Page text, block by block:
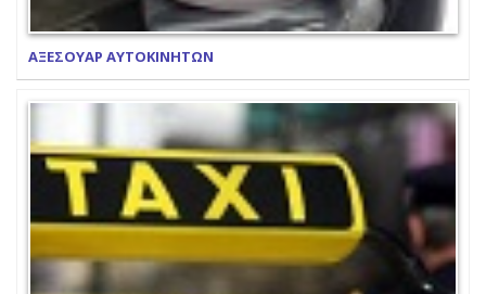
ΑΞΕΣΟΥΑΡ ΑΥΤΟΚΙΝΗΤΩΝ